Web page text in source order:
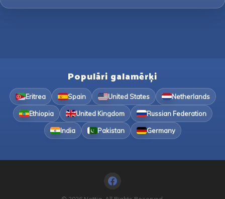
Populāri galamērķi
Eritrea Spain United States Netherlands
Ethiopia United Kingdom Russian Federation
India Pakistan Germany